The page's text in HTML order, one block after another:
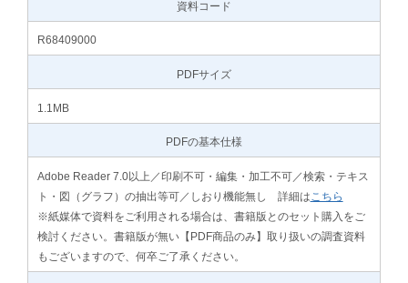
資料コード
R68409000
PDFサイズ
1.1MB
PDFの基本仕様
Adobe Reader 7.0以上／印刷不可・編集・加工不可／検索・テキス
ト・図（グラフ）の抽出等可／しおり機能無し 詳細は こちら
※紙媒体で資料をご利用される場合は、書籍版とのセット購入をご
検討ください。書籍版が無い【PDF商品のみ】取り扱いの調査資料
もございますので、何卒ご了承ください。